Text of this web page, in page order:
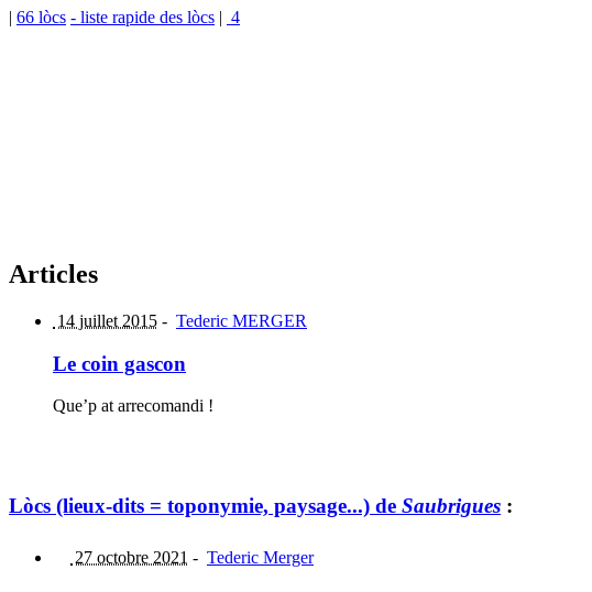
| 66 lòcs - liste rapide des lòcs | 4
Articles
14 juillet 2015 - Tederic MERGER
Le coin gascon
Que’p at arrecomandi !
Lòcs (lieux-dits = toponymie, paysage...) de Saubrigues :
27 octobre 2021 - Tederic Merger